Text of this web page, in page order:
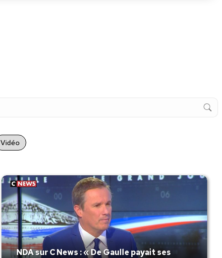
Vidéo
NDA sur C News : « De Gaulle payait ses